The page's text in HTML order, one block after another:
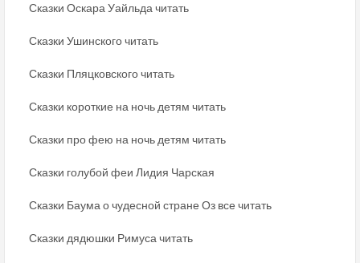
Сказки Оскара Уайльда читать
Сказки Ушинского читать
Сказки Пляцковского читать
Сказки короткие на ночь детям читать
Сказки про фею на ночь детям читать
Сказки голубой феи Лидия Чарская
Сказки Баума о чудесной стране Оз все читать
Сказки дядюшки Римуса читать